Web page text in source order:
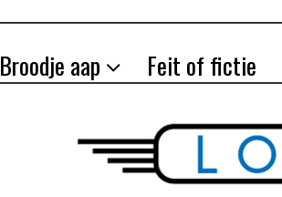
Broodje aap Feit of fictie